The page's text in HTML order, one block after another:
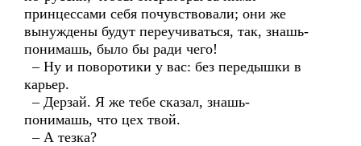
принцессами себя почувствовали; они же
вынуждены будут переучиваться, так, знашь-
понимашь, было бы ради чего!
– Ну и поворотики у вас: без передышки в
карьер.
– Дерзай. Я же тебе сказал, знашь-
понимашь, что цех твой.
– А тезка?